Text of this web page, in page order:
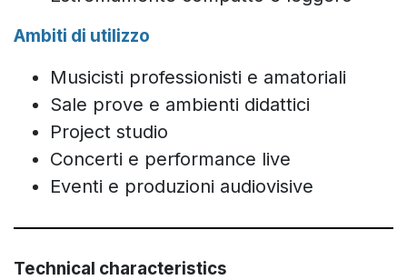
Ambiti di utilizzo
Musicisti professionisti e amatoriali
Sale prove e ambienti didattici
Project studio
Concerti e performance live
Eventi e produzioni audiovisive
Technical characteristics